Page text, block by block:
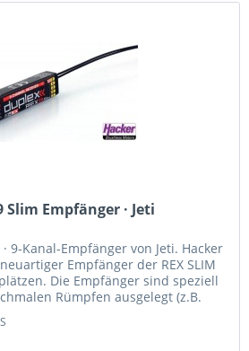
Slim Empfänger · Jeti
· 9-Kanal-Empfänger von Jeti. Hacker
Empfänger der REX SLIM
Die Empfänger sind speziell
Rümpfen ausgelegt (z.B.